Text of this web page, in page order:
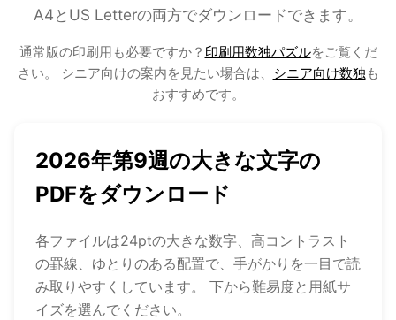
A4とUS Letterの両方でダウンロードできます。
通常版の印刷用も必要ですか？ 印刷用数独パズルをご覧くだ
さい。 シニア向けの案内を見たい場合は、 シニア向け数独 も
おすすめです。
2026年第9週の大きな文字の
PDFをダウンロード
各ファイルは24ptの大きな数字、高コントラスト
の罫線、ゆとりのある配置で、手がかりを一目で読
み取りやすくしています。 下から難易度と用紙サ
イズを選んでください。